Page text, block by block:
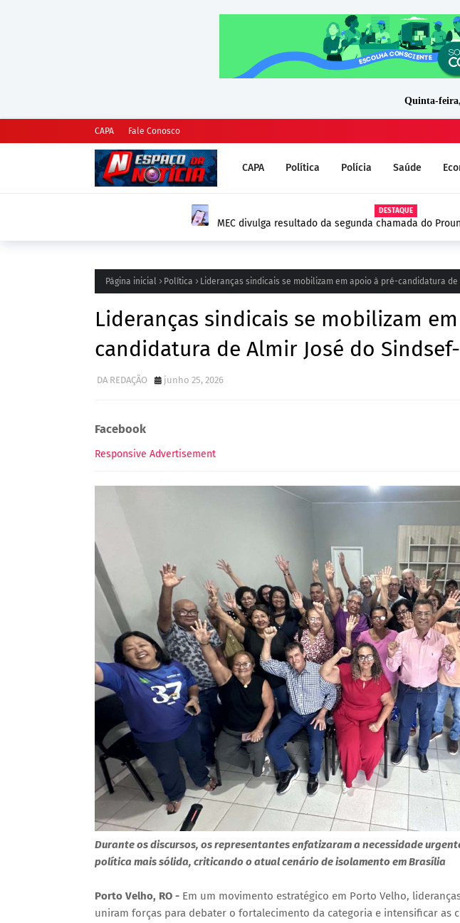
Quinta-feira,
CAPA Fale Conosco
CAPA Política Polícia Saúde
MEC divulga resultado da segunda chamada do Prouni 2026; prazo para
Página inicial Política Lideranças sindicais se mobilizam em apoio à pré-candidatura de
Lideranças sindicais se mobilizam
candidatura de Almir José do Sindsef-
DA REDAÇÃO junho 25, 2026
Facebook
Responsive Advertisement
Durante os discursos, os representantes enfatizaram a necessidade
política mais sólida, criticando o atual cenário de isolamento em Brasília
Porto Velho, RO - Em um movimento estratégico em Porto Velho,
uniram forças para debater o fortalecimento da categoria e intensificar as